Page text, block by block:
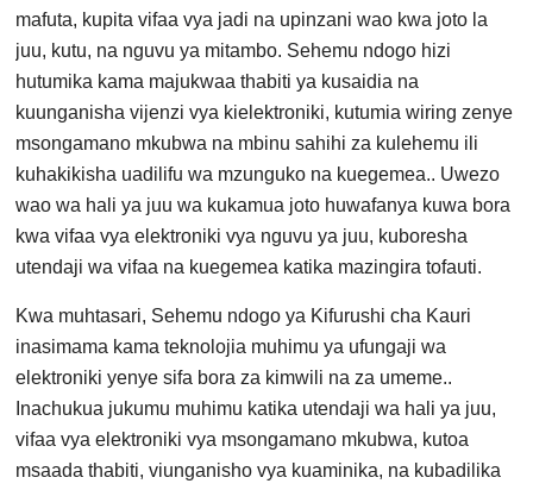
mafuta, kupita vifaa vya jadi na upinzani wao kwa joto la
juu, kutu, na nguvu ya mitambo. Sehemu ndogo hizi
hutumika kama majukwaa thabiti ya kusaidia na
kuunganisha vijenzi vya kielektroniki, kutumia wiring zenye
msongamano mkubwa na mbinu sahihi za kulehemu ili
kuhakikisha uadilifu wa mzunguko na kuegemea.. Uwezo
wao wa hali ya juu wa kukamua joto huwafanya kuwa bora
kwa vifaa vya elektroniki vya nguvu ya juu, kuboresha
utendaji wa vifaa na kuegemea katika mazingira tofauti.
Kwa muhtasari, Sehemu ndogo ya Kifurushi cha Kauri
inasimama kama teknolojia muhimu ya ufungaji wa
elektroniki yenye sifa bora za kimwili na za umeme..
Inachukua jukumu muhimu katika utendaji wa hali ya juu,
vifaa vya elektroniki vya msongamano mkubwa, kutoa
msaada thabiti, viunganisho vya kuaminika, na kubadilika